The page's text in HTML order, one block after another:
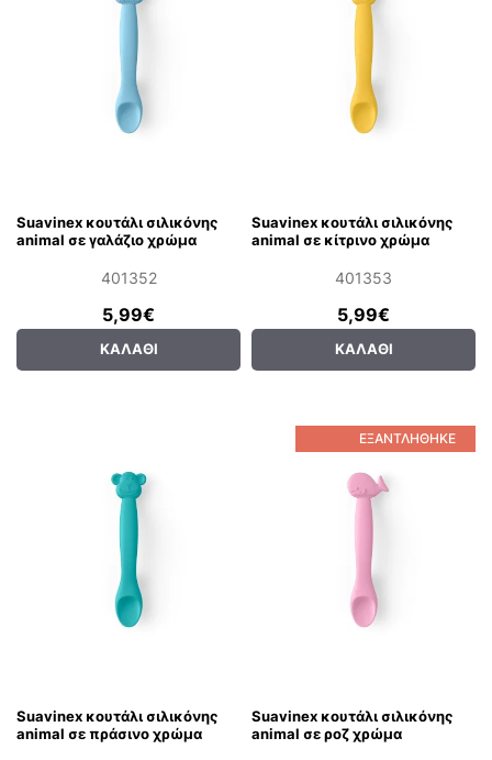
Suavinex κουτάλι σιλικόνης
animal σε γαλάζιο χρώμα
401352
5,99€
ΚΑΛΆΘΙ
Suavinex κουτάλι σιλικόνης
animal σε κίτρινο χρώμα
401353
5,99€
ΚΑΛΆΘΙ
Suavinex κουτάλι σιλικόνης
animal σε πράσινο χρώμα
ΕΞΑΝΤΛΉΘΗΚΕ
Suavinex κουτάλι σιλικόνης
animal σε ροζ χρώμα